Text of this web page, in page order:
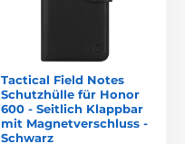
Tactical Field Notes
Schutzhülle für Honor
600 - Seitlich Klappbar
mit Magnetverschluss -
Schwarz